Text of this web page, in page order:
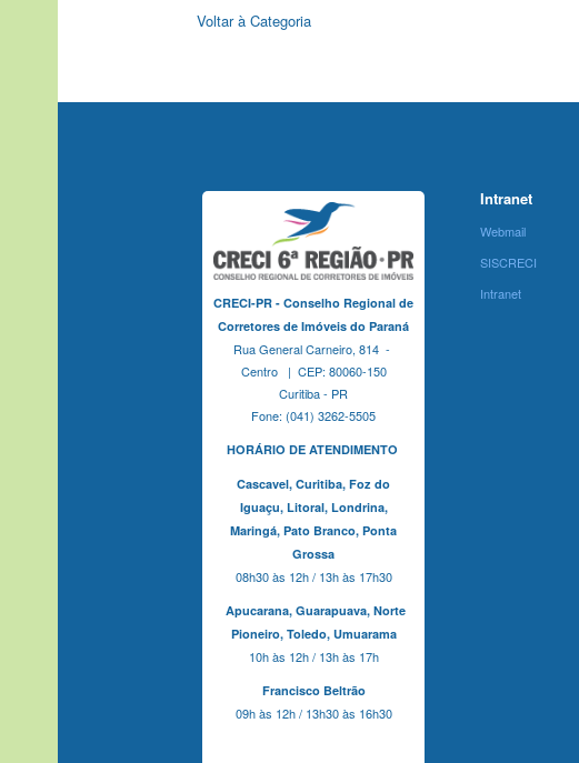
Voltar à Categoria
CRECI-PR - Conselho Regional de
Corretores de Imóveis do Paraná
Rua General Carneiro, 814 -
Centro | CEP: 80060-150
Curitiba - PR
Fone: (041) 3262-5505
HORÁRIO DE ATENDIMENTO
Cascavel, Curitiba, Foz do
Iguaçu, Litoral, Londrina,
Maringá, Pato Branco, Ponta
Grossa
08h30 às 12h / 13h às 17h30
Apucarana, Guarapuava, Norte
Pioneiro, Toledo, Umuarama
10h às 12h / 13h às 17h
Francisco Beltrão
09h às 12h / 13h30 às 16h30
Intranet
Webmail
SISCRECI
Intranet